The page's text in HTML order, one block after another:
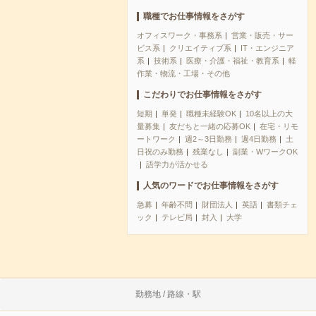
職種でお仕事情報をさがす
オフィスワーク・事務系
営業・販売・サー
ビス系
クリエイティブ系
IT・エンジニア
系
技術系 医療・介護・福祉・教育系
軽
作業・物流・工場・その他
こだわりでお仕事情報をさがす
短期 単発 職種未経験OK
10名以上の大
量募集
友だちと一緒の応募OK
在宅・リモ
ートワーク
週2～3日勤務 週4日勤務
土
日祝のみ勤務
残業なし
副業・WワークOK
語学力が活かせる
人気のワードでお仕事情報をさがす
急募 年齢不問 財団法人 英語
書類チェ
ック
テレビ局 封入 大学
勤務地 / 路線・駅